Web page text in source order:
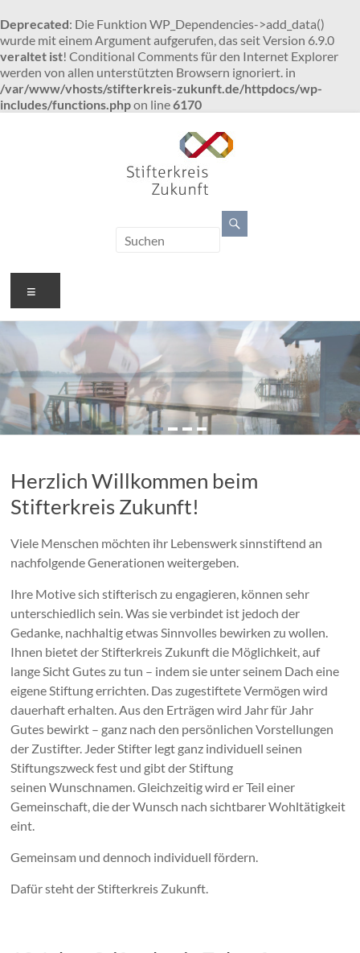
Deprecated: Die Funktion WP_Dependencies->add_data()
wurde mit einem Argument aufgerufen, das seit Version 6.9.0
veraltet ist! Conditional Comments für den Internet Explorer
werden von allen unterstützten Browsern ignoriert. in
/var/www/vhosts/stifterkreis-zukunft.de/httpdocs/wp-
includes/functions.phpon line6170
gemeinsam
fördern
Herzlich Willkommen beim
Stifterkreis Zukunft!
Viele Menschen möchten ihr Lebenswerk sinnstiftend an
nachfolgende Generationen weitergeben.
Ihre Motive sich stifterisch zu engagieren, können sehr
unterschiedlich sein. Was sie verbindet ist jedoch der
Gedanke, nachhaltig etwas Sinnvolles bewirken zu wollen.
Ihnen bietet der Stifterkreis Zukunft die Möglichkeit, auf
lange Sicht Gutes zu tun – indem sie unter seinem Dach eine
eigene Stiftung errichten. Das zugestiftete Vermögen wird
dauerhaft erhalten. Aus den Erträgen wird Jahr für Jahr
Gutes bewirkt – ganz nach den persönlichen Vorstellungen
der Zustifter. Jeder Stifter legt ganz individuell seinen
Stiftungszweck fest und gibt der Stiftung
seinen Wunschnamen. Gleichzeitig wird er Teil einer
Gemeinschaft, die der Wunsch nach sichtbarer Wohltätigkeit
eint.
Gemeinsam und dennoch individuell fördern.
Dafür steht der Stifterkreis Zukunft.